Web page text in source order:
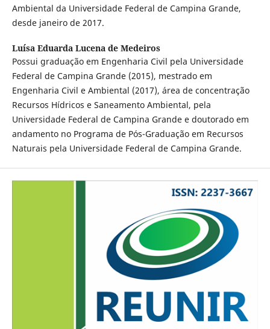
Ambiental da Universidade Federal de Campina Grande,
desde janeiro de 2017.
Luísa Eduarda Lucena de Medeiros
Possui graduação em Engenharia Civil pela Universidade
Federal de Campina Grande (2015), mestrado em
Engenharia Civil e Ambiental (2017), área de concentração
Recursos Hídricos e Saneamento Ambiental, pela
Universidade Federal de Campina Grande e doutorado em
andamento no Programa de Pós-Graduação em Recursos
Naturais pela Universidade Federal de Campina Grande.